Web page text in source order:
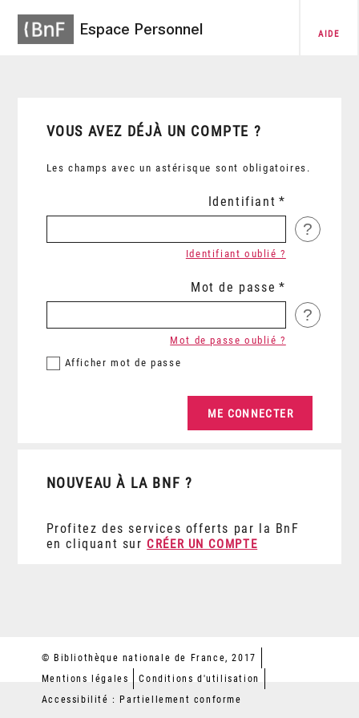
Espace Personnel AIDE
VOUS AVEZ DÉJÀ UN COMPTE ?
Les champs avec un astérisque sont obligatoires.
Identifiant
?
Identifiant oublié ?
Mot de passe
?
Afficher mot de passe
Mot de passe oublié ?
NOUVEAU À LA BNF ?
Profitez des services offerts par la BnF
en cliquant sur CRÉER UN COMPTE
© Bibliothèque nationale de France, 2017
Mentions légales
Conditions d'utilisation
Accessibilité : Partiellement conforme